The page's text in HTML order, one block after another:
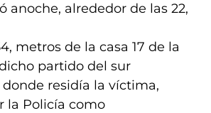
anoche, alrededor de las 22,
metros de la casa 17 de la
partido del sur
residía la víctima,
la Policía como